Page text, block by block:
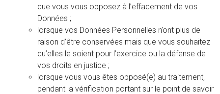
que vous vous opposez à l’effacement de vos
Données ;
lorsque vos Données Personnelles n’ont plus de
raison d’être conservées mais que vous souhaitez
qu’elles le soient pour l’exercice ou la défense de
vos droits en justice ;
lorsque vous vous êtes opposé(e) au traitement,
pendant la vérification portant sur le point de savoir